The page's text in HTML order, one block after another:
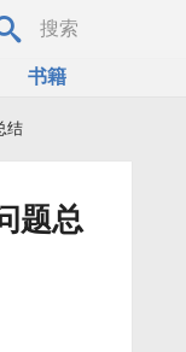
书籍
结
题总